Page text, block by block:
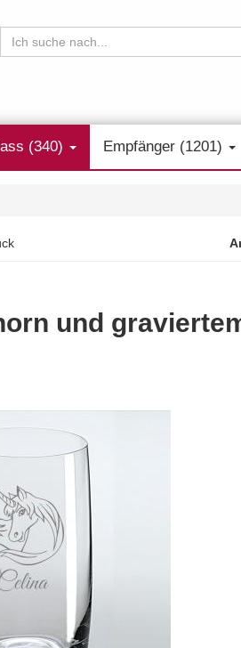
(340) Empfänger (1201)
und